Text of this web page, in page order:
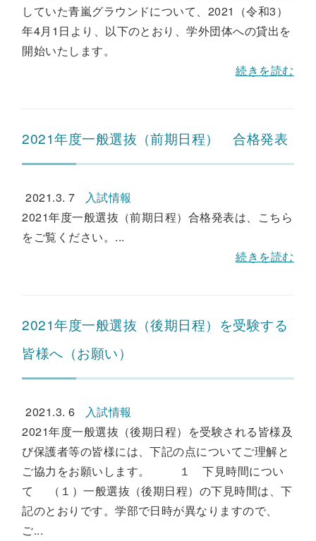
していた青嵐グラウンドについて、2021（令和3）
年4月1日より、以下のとおり、学外団体への貸出を
開始いたします。
続きを読む
2021年度一般選抜（前期日程） 合格発表
2021.3. 7
入試情報
2021年度一般選抜（前期日程）合格発表は、こちら
をご覧ください。...
続きを読む
2021年度一般選抜（後期日程）を受験する
皆様へ（お願い）
2021.3. 6
入試情報
2021年度一般選抜（後期日程）を受験される皆様及
び保護者等の皆様には、下記の点についてご理解と
ご協力をお願いします。 １ 下見時間につい
て （１）一般選抜（後期日程）の下見時間は、下
記のとおりです。学部で日時が異なりますので、
ご...